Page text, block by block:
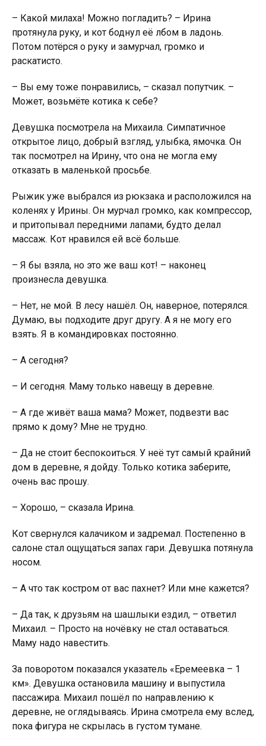
– Какой милаха! Можно погладить? – Ирина
протянула руку, и кот боднул её лбом в ладонь.
Потом потёрся о руку и замурчал, громко и
раскатисто.
– Вы ему тоже понравились, – сказал попутчик. –
Может, возьмёте котика к себе?
Девушка посмотрела на Михаила. Симпатичное
открытое лицо, добрый взгляд, улыбка, ямочка. Он
так посмотрел на Ирину, что она не могла ему
отказать в маленькой просьбе.
Рыжик уже выбрался из рюкзака и расположился на
коленях у Ирины. Он мурчал громко, как компрессор,
и притопывал передними лапами, будто делал
массаж. Кот нравился ей всё больше.
– Я бы взяла, но это же ваш кот! – наконец
произнесла девушка.
– Нет, не мой. В лесу нашёл. Он, наверное, потерялся.
Думаю, вы подходите друг другу. А я не могу его
взять. Я в командировках постоянно.
– А сегодня?
– И сегодня. Маму только навещу в деревне.
– А где живёт ваша мама? Может, подвезти вас
прямо к дому? Мне не трудно.
– Да не стоит беспокоиться. У неё тут самый крайний
дом в деревне, я дойду. Только котика заберите,
очень вас прошу.
– Хорошо, – сказала Ирина.
Кот свернулся калачиком и задремал. Постепенно в
салоне стал ощущаться запах гари. Девушка потянула
носом.
– А что так костром от вас пахнет? Или мне кажется?
– Да так, к друзьям на шашлыки ездил, – ответил
Михаил. – Просто на ночёвку не стал оставаться.
Маму надо навестить.
За поворотом показался указатель «Еремеевка – 1
км». Девушка остановила машину и выпустила
пассажира. Михаил пошёл по направлению к
деревне, не оглядываясь. Ирина смотрела ему вслед,
пока фигура не скрылась в густом тумане.